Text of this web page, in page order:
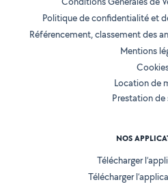
Politique de confidentialité et
Référencement, classement des
Mentions
Location de
Prestation de
NOS
Télécharger
Télécharger